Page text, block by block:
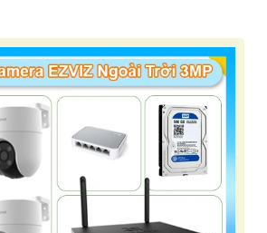
Camera Wifi 360 ezviz
Camera Wifi 360 imou
Camera Wifi 360 Kbone